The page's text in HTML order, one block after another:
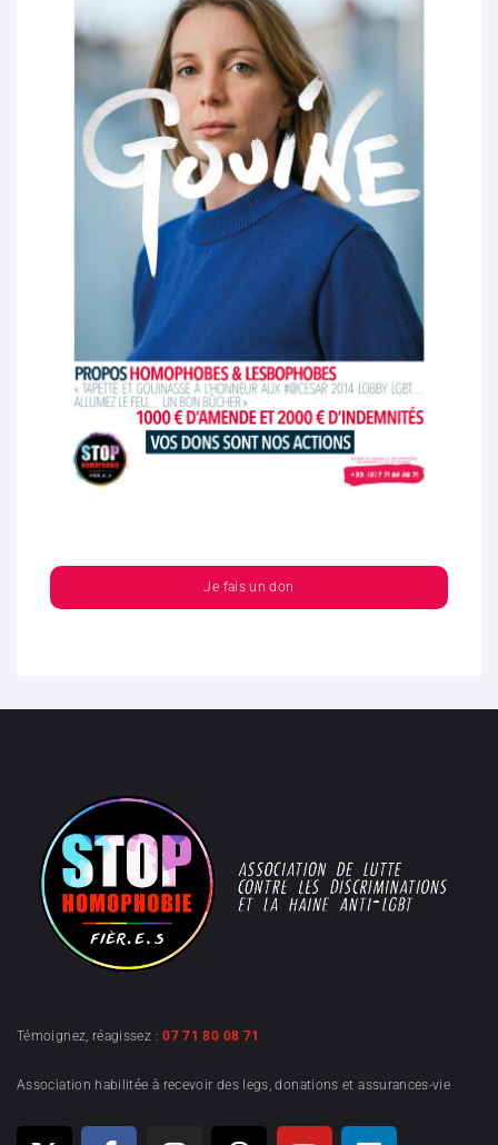
Je fais un don
Témoignez, réagissez :07 71 80 08 71
Association habilitée à recevoir des legs, donations et assurances-vie